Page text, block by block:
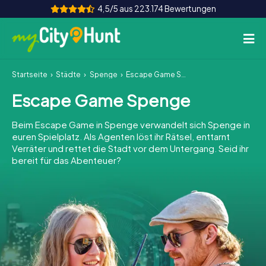
4,5/5 aus 223.174 Bewertungen
So funktioniert's
Städte
Touren
Teamevent
INT AT CH
DE
ES
FR UK
IE
IT
NL
Startseite Städte Spenge Escape Game Spenge
Escape Game Spenge
Beim Escape Game in Spenge verwandelt sich Spenge in
euren Spielplatz. Als Agenten löst ihr Rätsel, enttarnt
Verräter und rettet die Stadt vor dem Untergang. Seid ihr
bereit für das Abenteuer?